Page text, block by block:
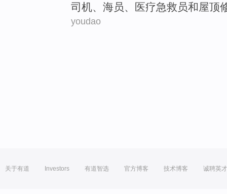
司机、 海员、 医疗急救 员和屋顶
youdao
关于有道 Investors 有道智选 官方博客 技术博客 诚聘英才